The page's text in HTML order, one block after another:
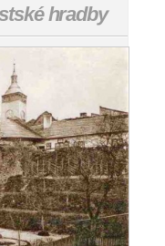
hradby